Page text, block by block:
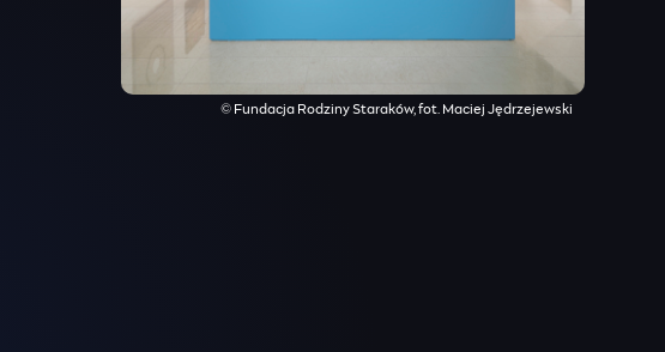
© Fundacja Rodziny Staraków, fot. Maciej Jędrzejewski